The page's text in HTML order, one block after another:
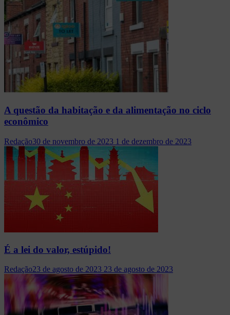
A questão da habitação e da alimentação no ciclo
econômico
Redação30 de novembro de 2023 1 de dezembro de 2023
É a lei do valor, estúpido!
Redação23 de agosto de 2023 23 de agosto de 2023